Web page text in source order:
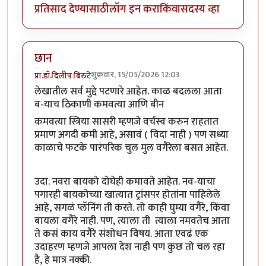
प्रतिसाद देण्यासाठीलॉग इन कराकिंवासदस्य व्हा
छान
प्रा.डॉ.दिलीप बिरुटेशुक्रवार, 15/05/2026 12:03
लेखातील सर्व मुद्दे पटणारे आहेत. काळ बदलला आता
ब-याच ठिकाणी कमवत्या आणि बीन
कमवत्या स्त्रिया सासरी म्हणजे वर्चस्व करुन राहतात
प्रमाण अगदी कमी आहे, असावं ( विदा नाही ) पण सध्या
काळाचे फटके पारंपरिक चुल मुल वगैरेला बसत आहेत.
उदा. नवरा बायको दोघेही कमावते आहेत. नव-याचा
पगारही बायकोच्या खात्यात ट्रांसपर होतांना पाहिलेले
आहे, सगळं प्लॅनिंग ती करते. तो काही घुम्या वगैरे, किंवा
बायला वगैरे नाही. पण, त्याला ती त्याला नमवतेच आता
ते कसं काय वगैरे संशोधन विषय. आता एवढं एक
उदाहरण म्हणजे आपला देश नाही पण कुछ तो चल रहा
है, हे मात्र नक्की.